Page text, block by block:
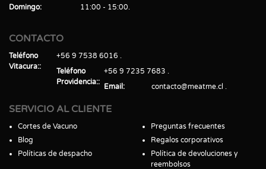
Domingo
11:00 - 15:00
CONTACTO
Teléfono
Vitacura:
+56 9 7538 6016
Teléfono
Providencia:
+56 9 7235 7683
Email
contacto@meatme.cl
SERVICIO AL CLIENTE
Cortes de Vacuno
Blog
Políticas de despacho
Preguntas frecuentes
Regalos corporativos
Política de devoluciones y
reembolsos